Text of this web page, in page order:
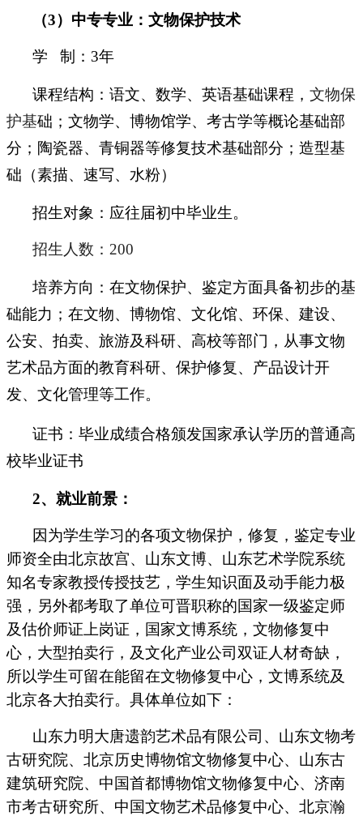
（3）中专专业：文物保护技术
学 制：3年
课程结构：语文、数学、英语基础课程， 文物保
护基础；文物学、博物馆学、考古学等概论基础部
分；陶瓷器、青铜器等修复技术基础部分；造型基
础（素描、速写、水粉）
招生对象：应往届初中毕业生。
招生人数：200
培养方向：在文物保护、鉴定方面具备初步的基
础能力；在文物、博物馆、文化馆、环保、建设、
公安、拍卖、旅游及科研、高校等部门，从事文物
艺术品方面的教育科研、保护修复、产品设计开
发、文化管理等工作。
证书：毕业成绩合格颁发国家承认学历的普通高
校毕业证书
2、就业前景：
因为学生学习的各项文物保护，修复，鉴定专业
师资全由北京故宫、山东文博、山东艺术学院系统
知名专家教授传授技艺，学生知识面及动手能力极
强，另外都考取了单位可晋职称的国家一级鉴定师
及估价师证上岗证，国家文博系统，文物修复中
心，大型拍卖行，及文化产业公司双证人材奇缺，
所以学生可留在能留在文物修复中心，文博系统及
北京各大拍卖行。具体单位如下：
山东力明大唐遗韵艺术品有限公司、山东文物考
古研究院、北京历史博物馆文物修复中心、山东古
建筑研究院、中国首都博物馆文物修复中心、济南
市考古研究所、中国文物艺术品修复中心、北京瀚